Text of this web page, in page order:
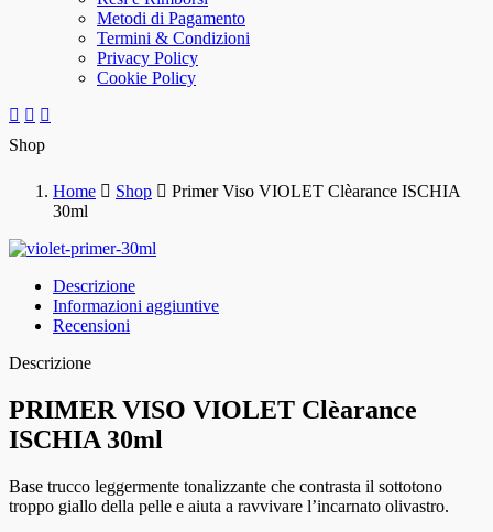
Metodi di Pagamento
Termini & Condizioni
Privacy Policy
Cookie Policy
Shop
Home Shop
Primer Viso VIOLET Clèarance ISCHIA
30ml
Descrizione
Informazioni aggiuntive
Recensioni
Descrizione
PRIMER VISO VIOLET Clèarance
ISCHIA 30ml
Base trucco leggermente tonalizzante che contrasta il sottotono
troppo giallo della pelle e aiuta a ravvivare l’incarnato olivastro.